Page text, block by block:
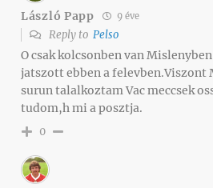
László Papp 9 éve
Reply to Pelso
O csak kolcsonben van
jatszott ebben a felevben.Viszont
surun talalkoztam Vac meccsek
tudom,h mi a posztja.
0